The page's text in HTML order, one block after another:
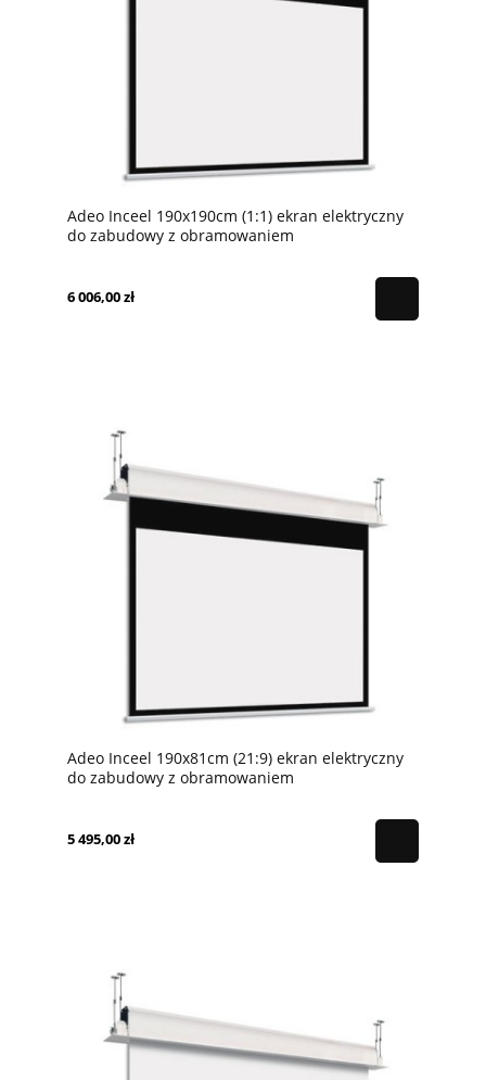
Adeo Inceel 190x190cm (1:1) ekran elektryczny
do zabudowy z obramowaniem
6 006,00 zł
Adeo Inceel 190x81cm (21:9) ekran elektryczny
do zabudowy z obramowaniem
5 495,00 zł